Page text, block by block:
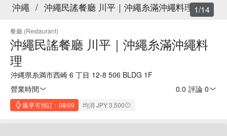
沖繩 / 沖繩民謠餐廳 川平｜沖繩糸滿沖繩料理
餐廳 (Restaurant)
沖繩民謠餐廳 川平｜沖繩糸滿沖繩料
理
沖縄県糸満市西崎 6 丁目 12-8 506 BLDG 1F
營業時間
0.0 評論 0
最早可預訂：08/09 均消 JPY 3,500
1/14